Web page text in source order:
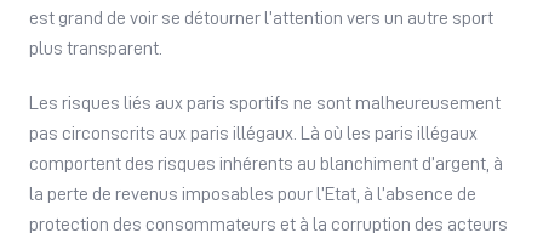
est grand de voir se détourner l’attention vers un autre sport
plus transparent.
Les risques liés aux paris sportifs ne sont malheureusement
pas circonscrits aux paris illégaux. Là où les paris illégaux
comportent des risques inhérents au blanchiment d’argent, à
la perte de revenus imposables pour l’Etat, à l’absence de
protection des consommateurs et à la corruption des acteurs